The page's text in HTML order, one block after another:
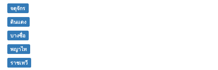
จตุจักร
ดินแดง
บางซื่อ
พญาไท
ราชเทวี